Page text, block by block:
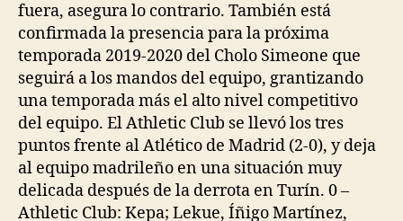
fuera, asegura lo contrario. También está
confirmada la presencia para la próxima
temporada 2019-2020 del Cholo Simeone que
seguirá a los mandos del equipo, grantizando
una temporada más el alto nivel competitivo
del equipo. El Athletic Club se llevó los tres
puntos frente al Atlético de Madrid (2-0), y deja
al equipo madrileño en una situación muy
delicada después de la derrota en Turín. 0 –
Athletic Club: Kepa; Lekue, Íñigo Martínez,